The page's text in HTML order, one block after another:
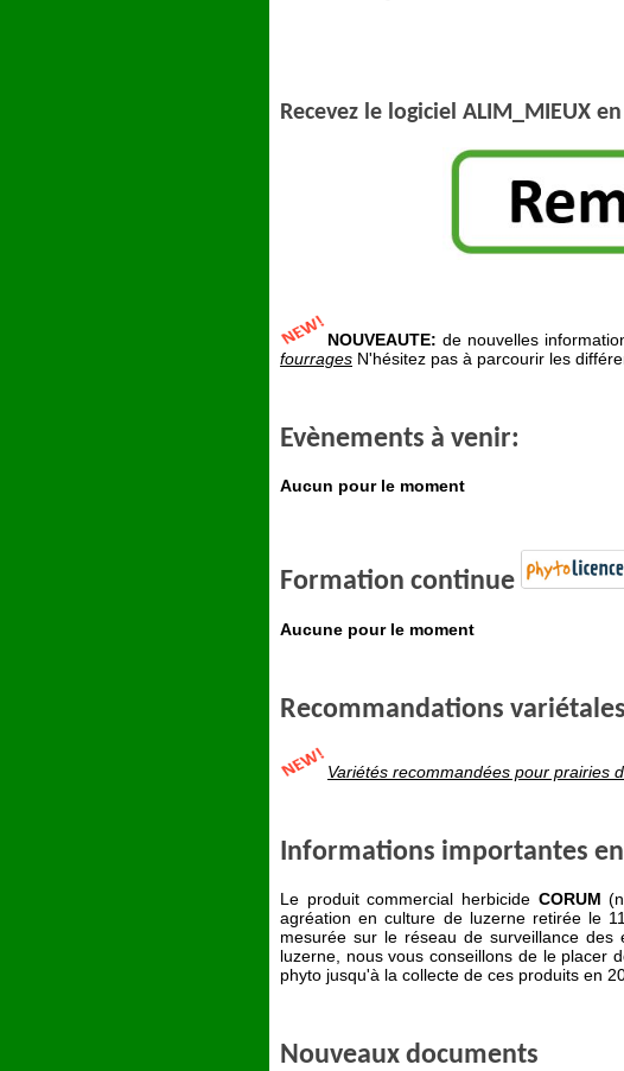
Recevez le logiciel ALIM_MIEUX
NOUVEAUTE:de nouvelles
fourrages N'hésitez pas à parcourir les
Evènements à venir:
Aucun pour le moment
Formation continue
Aucune pour le moment
Recommandations
Variétés recommandées pour prairies
Informations importantes
Le produit commercial herbicide CORUM
agréation en culture de luzerne retirée le
mesurée sur le réseau de surveillance
luzerne, nous vous conseillons de le placer
phyto jusqu'à la collecte de ces produits en
Nouveaux documents